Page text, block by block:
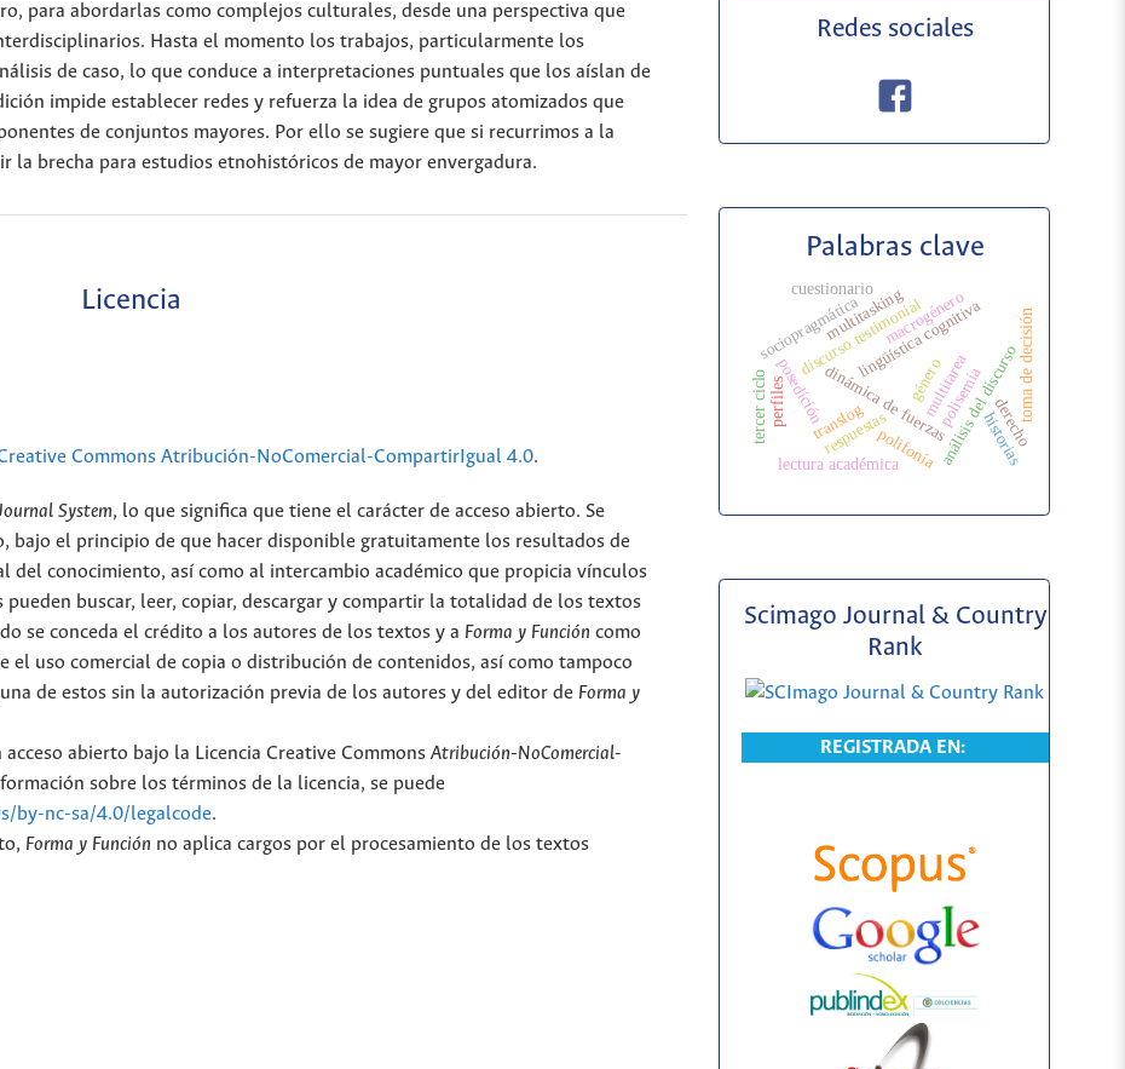
para abordarlas como complejos culturales, desde una perspectiva que
Hasta el momento los trabajos, particularmente los
de caso, lo que conduce a interpretaciones puntuales que los aíslan de
impide establecer redes y refuerza la idea de grupos atomizados que
de conjuntos mayores. Por ello se sugiere que si recurrimos a la
la brecha para estudios etnohistóricos de mayor envergadura.
Licencia
Commons Atribución-NoComercial-CompartirIgual 4.0.
System, lo que significa que tiene el carácter de acceso abierto. Se
bajo el principio de que hacer disponible gratuitamente los resultados de
del conocimiento, así como al intercambio académico que propicia vínculos
buscar, leer, copiar, descargar y compartir la totalidad de los textos
se conceda el crédito a los autores de los textos y a Forma y Función como
uso comercial de copia o distribución de contenidos, así como tampoco
de estos sin la autorización previa de los autores y del editor de Forma y
abierto bajo la Licencia Creative Commons Atribución-NoComercial-
sobre los términos de la licencia, se puede
by-nc-sa/4.0/legalcode.
Forma y Función no aplica cargos por el procesamiento de los textos
Redes sociales
Palabras clave
dinámica de fuerzas
discurso testimonial
lingüística cognitiva
análisis del discurso
posedicióntranslog toma de decisión
sociopragmática
derecho
género
historias
macrogénero
respuestas
multitarea
multitasking
perfiles
cuestionario
lectura académica
tercer ciclo polisemia
polifonía
Scimago Journal & Country
Rank
REGISTRADA EN: